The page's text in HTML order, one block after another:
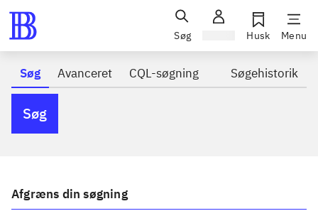
Søg Husk Menu
Søg Avanceret CQL-søgning Søgehistorik
Søg
Afgræns din søgning